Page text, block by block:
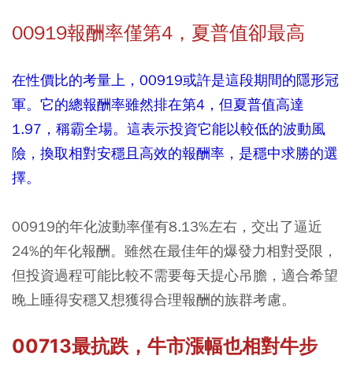
00919報酬率僅第4，夏普值卻最高
在性價比的考量上，00919或許是這段期間的隱形冠
軍。它的總報酬率雖然排在第4，但夏普值高達
1.97，稱霸全場。這表示投資它能以較低的波動風
險，換取相對安穩且高效的報酬率，是穩中求勝的選
擇。
00919的年化波動率僅有8.13%左右，交出了逼近
24%的年化報酬。雖然在最佳年的爆發力相對受限，
但投資過程可能比較不需要每天提心吊膽，適合希望
晚上睡得安穩又想獲得合理報酬的族群考慮。
00713最抗跌，牛市漲幅也相對牛步